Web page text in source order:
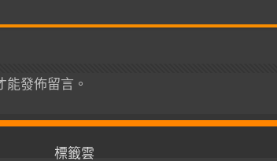
能發佈留言。
標籤雲